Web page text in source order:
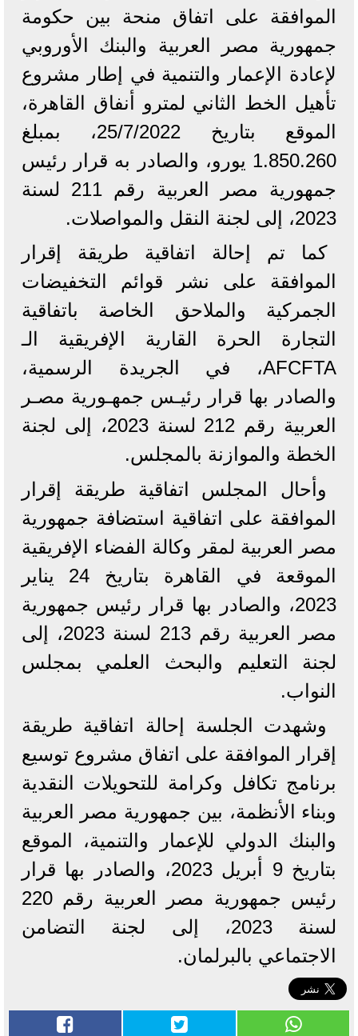
الموافقة على اتفاق منحة بين حكومة
جمهورية مصر العربية والبنك الأوروبي
لإعادة الإعمار والتنمية في إطار مشروع
تأهيل الخط الثاني لمترو أنفاق القاهرة،
الموقع بتاريخ 25/7/2022، بمبلغ
1.850.260 يورو، والصادر به قرار رئيس
جمهورية مصر العربية رقم 211 لسنة
2023، إلى لجنة النقل والمواصلات.
كما تم إحالة اتفاقية طريقة إقرار
الموافقة على نشر قوائم التخفيضات
الجمركية والملاحق الخاصة باتفاقية
التجارة الحرة القارية الإفريقية الـ
AFCFTA، في الجريدة الرسمية،
والصادر بها قرار رئيـس جمهـورية مصـر
العربية رقم 212 لسنة 2023، إلى لجنة
الخطة والموازنة بالمجلس.
وأحال المجلس اتفاقية طريقة إقرار
الموافقة على اتفاقية استضافة جمهورية
مصر العربية لمقر وكالة الفضاء الإفريقية
الموقعة في القاهرة بتاريخ 24 يناير
2023، والصادر بها قرار رئيس جمهورية
مصر العربية رقم 213 لسنة 2023، إلى
لجنة التعليم والبحث العلمي بمجلس
النواب.
وشهدت الجلسة إحالة اتفاقية طريقة
إقرار الموافقة على اتفاق مشروع توسيع
برنامج تكافل وكرامة للتحويلات النقدية
وبناء الأنظمة، بين جمهورية مصر العربية
والبنك الدولي للإعمار والتنمية، الموقع
بتاريخ 9 أبريل 2023، والصادر بها قرار
رئيس جمهورية مصر العربية رقم 220
لسنة 2023، إلى لجنة التضامن
الاجتماعي بالبرلمان.